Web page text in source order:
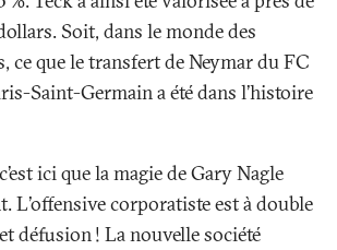
Soit, dans le monde des
ce que le transfert de Neymar du FC
Saint-Germain a été dans l’histoire
ici que la magie de Gary Nagle
L'offensive corporatiste est à double
défusion! La nouvelle société